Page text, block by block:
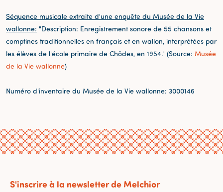
Séquence musicale extraite d'une enquête du Musée de la Vie
wallonne: "Description: Enregistrement sonore de 55 chansons et
comptines traditionnelles en français et en wallon, interprétées par
les élèves de l'école primaire de Chôdes, en 1954." (Source: Musée
de la Vie wallonne)
Numéro d'inventaire du Musée de la Vie wallonne: 3000146
S'inscrire à la newsletter de Melchior